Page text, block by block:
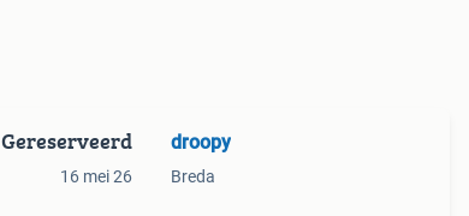
Gereserveerd
16 mei 26
droopy
Breda